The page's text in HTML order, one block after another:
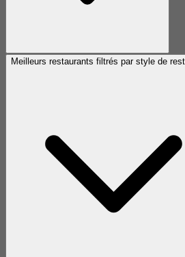
Meilleurs restaurants filtrés par style de